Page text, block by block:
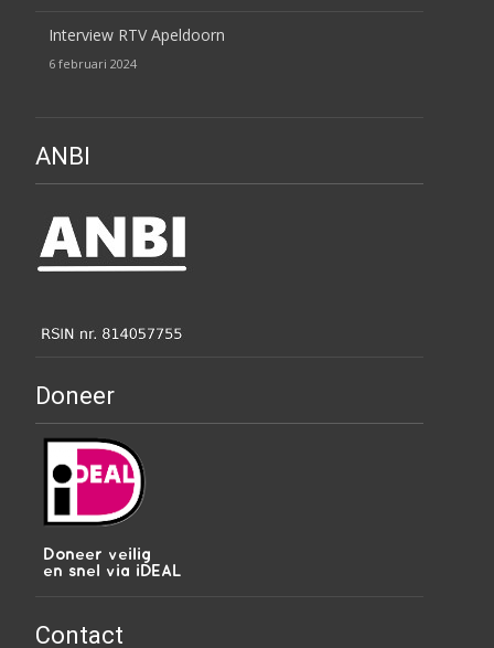
Interview RTV Apeldoorn
6 februari 2024
ANBI
Doneer
Contact